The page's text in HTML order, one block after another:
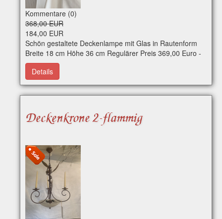
Kommentare (0)
368,00 EUR
184,00 EUR
Schön gestaltete Deckenlampe mit Glas in Rautenform
Breite 18 cm Höhe 36 cm Regulärer Preis 369,00 Euro -
50 % Nachlass Art-Nr. e0236 Per WhatsApp erreichbar
Details
Deckenkrone 2-flammig